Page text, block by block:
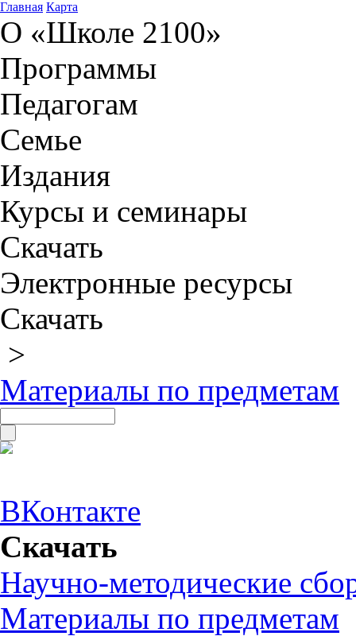
Главная Карта
О «Школе 2100»
Программы
Педагогам
Семье
Издания
Курсы и семинары
Скачать
Электронные ресурсы
Скачать
>
Материалы по предметам
ВКонтакте
Скачать
Научно-методические
Материалы по предметам